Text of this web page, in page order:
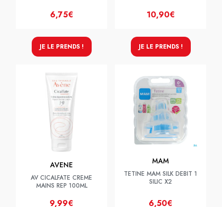
6,75€
JE LE PRENDS !
10,90€
JE LE PRENDS !
AVENE
AV CICALFATE CREME
MAINS REP 100ML
9,99€
MAM
TETINE MAM SILK DEBIT 1
SILIC X2
6,50€